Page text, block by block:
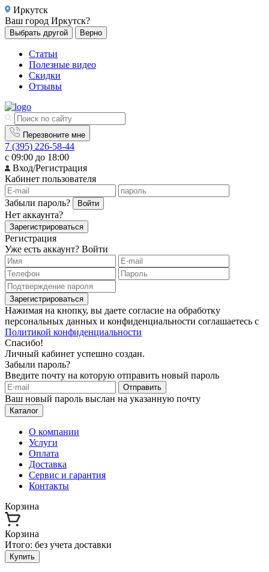
Иркутск
Ваш город Иркутск?
Выбрать другой Верно
Статьи
Полезные видео
Скидки
Отзывы
Перезвоните мне
7 (395) 226-58-44
с 09:00 до 18:00
Вход/Регистрация
Кабинет пользователя
Забыли пароль? Войти
Нет аккаунта?
Зарегистрироваться
Регистрация
Уже есть аккаунт? Войти
Зарегистрироваться
Нажимая на кнопку, вы даете согласие на обработку
персональных данных и конфиденциальности соглашаетесь с
Политикой конфиденциальности
Спасибо!
Личный кабинет успешно создан.
Забыли пароль?
Введите почту на которую отправить новый пароль
Отправить
Ваш новый пароль выслан на указанную почту
Каталог
О компании
Услуги
Оплата
Доставка
Сервис и гарантия
Контакты
Корзина
Корзина
Итого: без учета доставки
Купить